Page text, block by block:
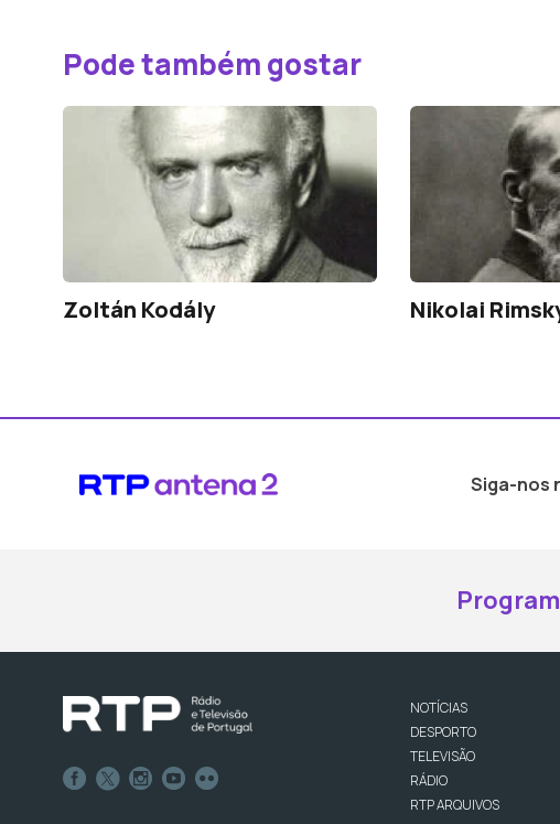
Pode também gostar
Zoltán Kodály Nikolai
Siga-nos
NOTÍCIAS
DESPORTO
TELEVISÃO
RÁDIO
RTP ARQUIVOS